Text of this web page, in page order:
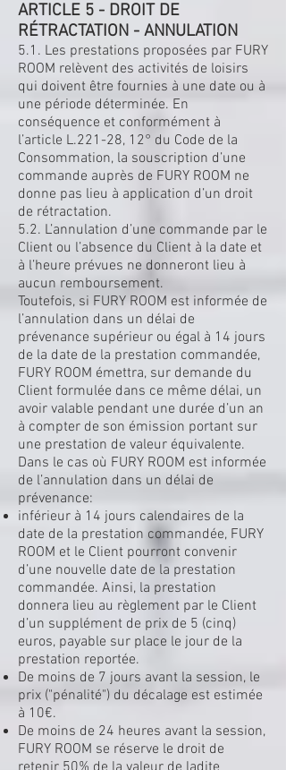
ARTICLE 5 - DROIT DE
RÉTRACTATION - ANNULATION
5.1. Les prestations proposées par FURY
ROOM relèvent des activités de loisirs
qui doivent être fournies à une date ou à
une période déterminée. En
conséquence et conformément à
l’article L.221-28, 12° du Code de la
Consommation, la souscription d’une
commande auprès de FURY ROOM ne
donne pas lieu à application d’un droit
de rétractation.
5.2. L’annulation d’une commande par le
Client ou l’absence du Client à la date et
à l’heure prévues ne donneront lieu à
aucun remboursement.
Toutefois, si FURY ROOM est informée de
l’annulation dans un délai de
prévenance supérieur ou égal à 14 jours
de la date de la prestation commandée,
FURY ROOM émettra, sur demande du
Client formulée dans ce même délai, un
avoir valable pendant une durée d’un an
à compter de son émission portant sur
une prestation de valeur équivalente.
Dans le cas où FURY ROOM est informée
de l’annulation dans un délai de
prévenance:
inférieur à 14 jours calendaires de la
date de la prestation commandée, FURY
ROOM et le Client pourront convenir
d’une nouvelle date de la prestation
commandée. Ainsi, la prestation
donnera lieu au règlement par le Client
d’un supplément de prix de 5 (cinq)
euros, payable sur place le jour de la
prestation reportée.
De moins de 7 jours avant la session, le
prix ("pénalité") du décalage est estimée
à 10€.
De moins de 24 heures avant la session,
FURY ROOM se réserve le droit de